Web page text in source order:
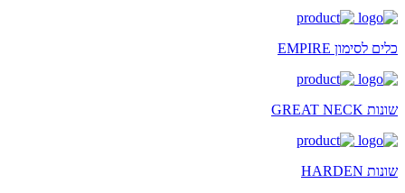
כלים לסימון EMPIRE
שונות GREAT NECK
שונות HARDEN